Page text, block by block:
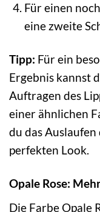
Für einen
eine zweite
Tipp: Für ein
Ergebnis kannst
Auftragen des
einer ähnlichen
du das
perfekten Look.
Opale Rose:
Die Farbe Opale